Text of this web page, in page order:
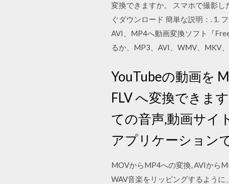
変換できますか。 スマホで撮影
ぐダウンロード 簡単な説明：. 1.
AVI、MP4へ動画変換ソフト『
るか、MP3、AVI、WMV、MKV
YouTubeの動画を
FLV へ変換できま
ての音声,動画サイ
アプリケーション
MOVからMP4への変換, AVIから
WAV音楽をリッピングするよう